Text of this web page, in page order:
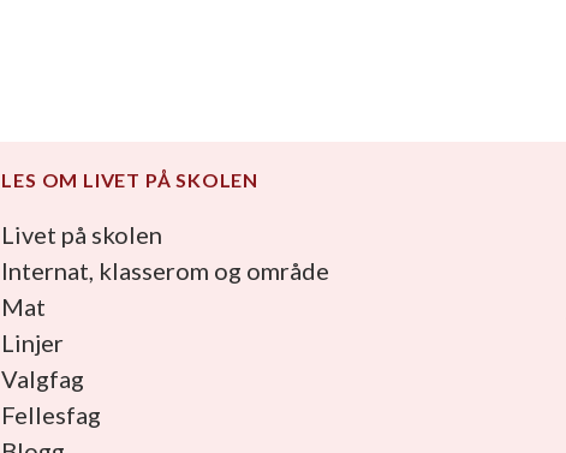
LES OM LIVET PÅ SKOLEN
Livet på skolen
Internat, klasserom og område
Mat
Linjer
Valgfag
Fellesfag